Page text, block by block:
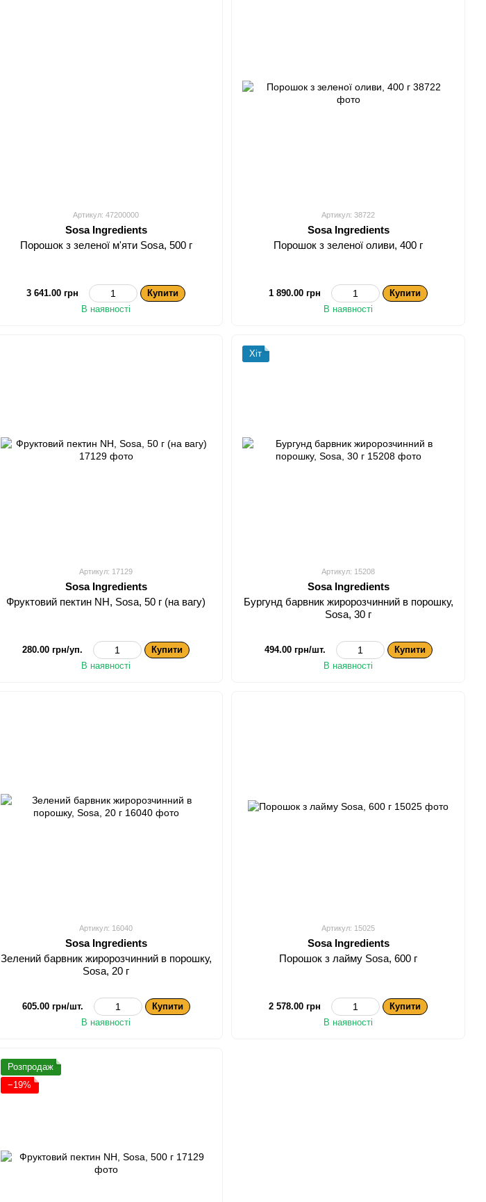
Артикул: 47200000
Sosa Ingredients
Порошок з зеленої м'яти Sosa, 500 г
3 641.00 грн
Купити
В наявності
Артикул: 38722
Sosa Ingredients
Порошок з зеленої оливи, 400 г
1 890.00 грн
Купити
В наявності
Артикул: 17129
Sosa Ingredients
Фруктовий пектин NH, Sosa, 50 г (на вагу)
280.00 грн/уп.
Купити
В наявності
Хіт
Артикул: 15208
Sosa Ingredients
Бургунд барвник жиророзчинний в порошку,
Sosa, 30 г
494.00 грн/шт.
Купити
В наявності
Артикул: 16040
Sosa Ingredients
Зелений барвник жиророзчинний в порошку,
Sosa, 20 г
605.00 грн/шт.
Купити
В наявності
Артикул: 15025
Sosa Ingredients
Порошок з лайму Sosa, 600 г
2 578.00 грн
Купити
В наявності
Розпродаж
−19%